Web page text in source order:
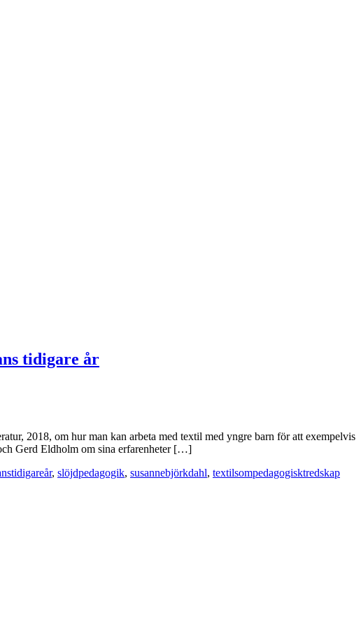
tidigare år
2018, om hur man kan arbeta med textil med yngre barn för att exempelvis
Gerd Eldholm om sina erfarenheter […]
, slöjdpedagogik, susannebjörkdahl, textilsompedagogisktredskap